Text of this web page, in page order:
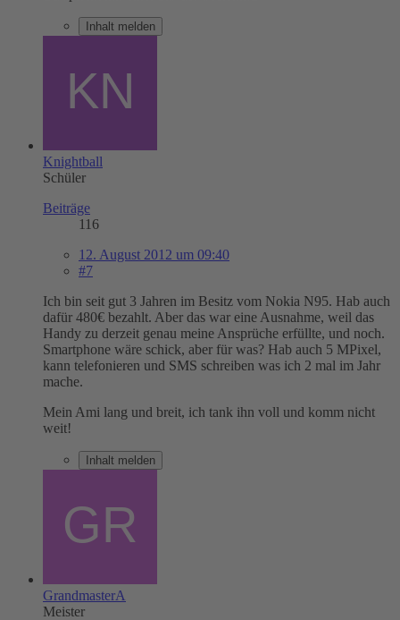
Inhalt melden
Knightball
Schüler
Beiträge
116
12. August 2012 um 09:40
#7
Ich bin seit gut 3 Jahren im Besitz vom Nokia N95. Hab auch
dafür 480€ bezahlt. Aber das war eine Ausnahme, weil das
Handy zu derzeit genau meine Ansprüche erfüllte, und noch.
Smartphone wäre schick, aber für was? Hab auch 5 MPixel,
kann telefonieren und SMS schreiben was ich 2 mal im Jahr
mache.
Mein Ami lang und breit, ich tank ihn voll und komm nicht
weit!
Inhalt melden
GrandmasterA
Meister